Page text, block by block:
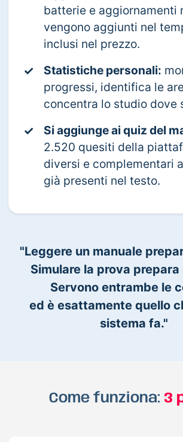
batterie e aggiornamenti
vengono aggiunti nel
inclusi nel prezzo.
✓
Statistiche personali:
progressi, identifica le
concentra lo studio dove
✓
Si aggiunge ai quiz del
2.520 quesiti della
diversi e complementari
già presenti nel testo.
"Leggere un manuale
Simulare la prova
Servono entrambe le
ed è esattamente quello
sistema fa."
Come funziona: 3